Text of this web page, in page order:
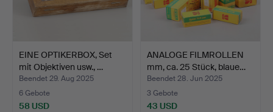
EINE OPTIKERBOX, Set
mit Objektiven usw., …
Beendet 29. Aug 2025
6 Gebote
58 USD
ANALOGE FILMROLLEN
mm, ca. 25 Stück, blaue…
Beendet 28. Jun 2025
3 Gebote
43 USD